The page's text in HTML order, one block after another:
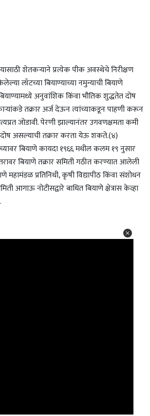
शेतकऱ्याने प्रत्येक पीक अवस्थेचे निरीक्षण
लॉटच्या बियाण्याच्या नमुन्याची बियाणे
अनुवांशिक किंवा भौतिक शुद्धतेत दोष
तक्रार अर्ज देऊन त्यांच्याकडून पाहणी करून
जोडावी. पेरणी झाल्यानंतर उगवणक्षमता कमी
असल्याची तक्रार करता येऊ शकते.(४)
बियाणे कायदा १९६६ मधील कलम १९ नुसार
बियाणे तक्रार समिती गठीत करण्यात आलेली
प्रतिनिधी, कृषी विद्यापीठ किंवा संशोधन
आगाऊ नोटीसद्वारे बाधित बियाणे क्षेत्रास केव्हा